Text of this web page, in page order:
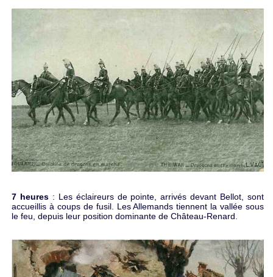
7 heures : Les éclaireurs de pointe, arrivés devant Bellot, sont
accueillis à coups de fusil. Les Allemands tiennent la vallée sous
le feu, depuis leur position dominante de Château-Renard.